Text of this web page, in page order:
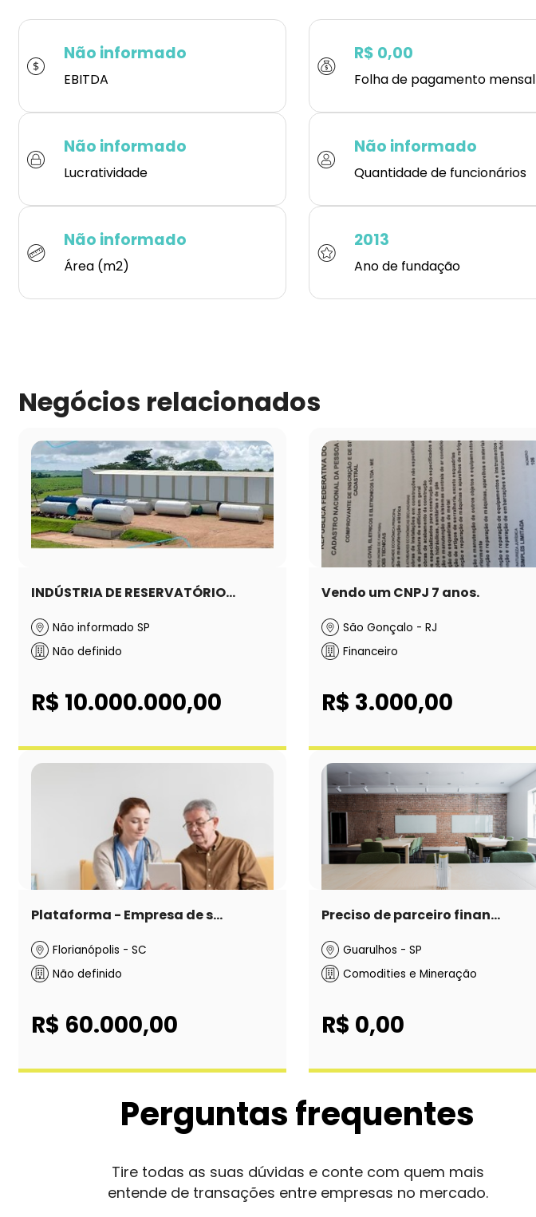
Não informado
EBITDA
R$ 0,00
Folha de pagamento mensal
Não informado
Lucratividade
Não informado
Quantidade de funcionários
Não informado
Área (m2)
2013
Ano de fundação
Negócios relacionados
INDÚSTRIA DE RESERVATÓRIO...
Não informado SP
Não definido
R$ 10.000.000,00
Vendo um CNPJ 7 anos.
São Gonçalo - RJ
Financeiro
R$ 3.000,00
Plataforma - Empresa de s...
Florianópolis - SC
Não definido
R$ 60.000,00
Preciso de parceiro finan...
Guarulhos - SP
Comodities e Mineração
R$ 0,00
Perguntas frequentes
Tire todas as suas dúvidas e conte com quem mais
entende de transações entre empresas no mercado.